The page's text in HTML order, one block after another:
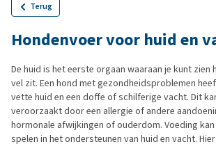
Terug
Hondenvoer voor huid en
De huid is het eerste orgaan waaraan je kunt zien
vel zit. Een hond met gezondheidsproblemen
vette huid en een doffe of schilferige vacht. Dit
veroorzaakt door een allergie of andere
hormonale afwijkingen of ouderdom. Voeding
spelen in het ondersteunen van huid en vacht.